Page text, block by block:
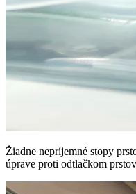
Žiadne nepríjemné stopy
úprave proti odtlačkom